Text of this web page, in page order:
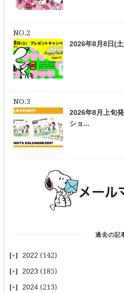
2026年8月8日(
2026年8月上旬
ショ...
過去の記
2022 (142)
2023 (185)
2024 (213)